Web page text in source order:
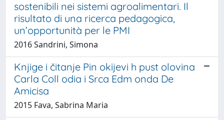
sostenibili nei sistemi agroalimentari. Il
risultato di una ricerca pedagogica,
un’opportunità per le PMI
2016 Sandrini, Simona
Knjige i čitanje Pin okijevi h pust olovina
Carla Coll odia i Srca Edm onda De
Amicisa
2015 Fava, Sabrina Maria